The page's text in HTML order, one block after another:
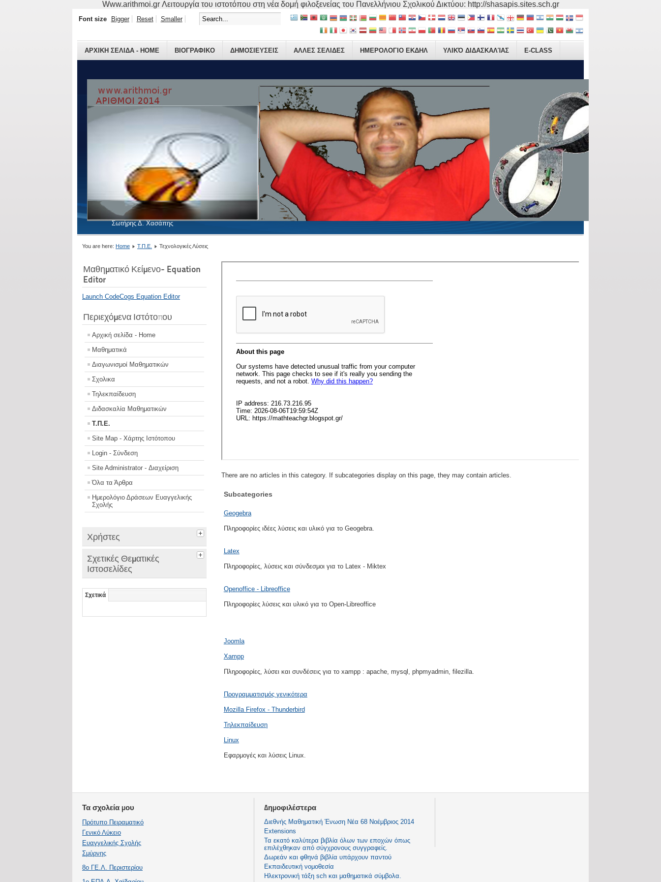
Www.arithmoi.gr Λειτουργία του ιστοτόπου στη νέα δομή φιλοξενείας του Πανελλήνιου Σχολικού Δικτύου: http://shasapis.sites.sch.gr
Σωτήρης Δ. Χασάπης
ΑΡΧΙΚΗ ΣΕΛΙΔΑ - HOME ΒΙΟΓΡΑΦΙΚO ΔΗΜΟΣΙΕΥΣΕΙΣ ΑΛΛΕΣ ΣΕΛΙΔΕΣ ΗΜΕΡΟΛΟΓΙΟ ΕΚΔΗΛ ΥΛΙΚΌ ΔΙΔΑΣΚΑΛΊΑΣ E-CLASS
Font size Bigger Reset Smaller
You are here: Home Τ.Π.Ε. Τεχνολογικές Λύσεις
Μαθηματικό Κείμενο- Equation
Editor
Launch CodeCogs Equation Editor
Περιεχόμενα Ιστότοπου
Αρχική σελίδα - Home
Μαθηματικά
Διαγωνισμοί Μαθηματικών
Σχολικα
Τηλεκπαίδευση
Διδασκαλία Μαθηματικών
Τ.Π.Ε.
Site Map - Χάρτης Ιστότοπου
Login - Σύνδεση
Site Administrator - Διαχείριση
Όλα τα Άρθρα
Ημερολόγιο Δράσεων Ευαγγελικής
Σχολής
Χρήστες
Σχετικές Θεματικές
Ιστοσελίδες
Σχετικά
There are no articles in this category. If subcategories display on this page, they may contain articles.
Subcategories
Geogebra
Πληροφορίες ιδέες λύσεις και υλικό για το Geogebra.
Latex
Πληροφορίες, λύσεις και σύνδεσμοι για το Latex - Miktex
Openoffice - Libreoffice
Πληροφορίες λύσεις και υλικό για το Open-Libreoffice
Joomla
Xampp
Πληροφορίες, λύσει και συνδέσεις για το xampp : apache, mysql, phpmyadmin, filezilla.
Προγραμματισμός γενικότερα
Mozilla Firefox - Thunderbird
Τηλεκπαίδευση
Linux
Εφαρμογές και λύσεις Linux.
Τα σχολεία μου
Πρότυπο Πειραματικό
Γενικό Λύκειο
Ευαγγελικής Σχολής
Σμύρνης
8ο ΓΕ.Λ. Περιστερίου
Δημοφιλέστερα
Διεθνής Μαθηματική Ένωση Νέα 68 Νοέμβριος 2014
Extensions
Τα εκατό καλύτερα βιβλία όλων των εποχών όπως
επιλέχθηκαν από σύγχρονους συγγραφείς.
Δωρεάν και φθηνά βιβλία υπάρχουν παντού
Εκπαιδευτική νομοθεσία
Ηλεκτρονική τάξη sch και μαθηματικά σύμβολα.